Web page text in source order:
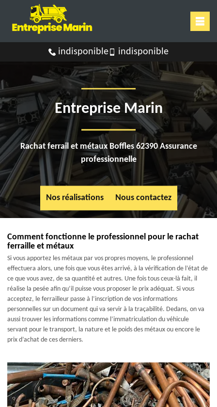
indisponible indisponible
Entreprise Marin
Rachat ferrail et métaux Boffles 62390 Assurance
professionnelle
Nos réalisations Nous contactez
Comment fonctionne le professionnel pour le rachat
ferraille et métaux
Si vous apportez les métaux par vos propres moyens, le professionnel
effectuera alors, une fois que vous êtes arrivé, à la vérification de l’état de
ce que vous avez, de sa quantité et autres. Une fois tous ceux-là fait, il
réalise la pesée afin qu’il puisse vous proposer le prix adéquat. Si vous
acceptez, le ferrailleur passe à l’inscription de vos informations
personnelles sur un document qui va servir à la traçabilité. Dedans, on va
aussi trouver les informations comme l’immatriculation du véhicule
servant pour le transport, la nature et le poids des métaux ou encore le
prix d’achat de ces derniers.